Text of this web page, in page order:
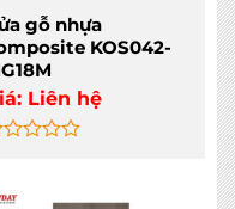
gỗ nhựa
KOS042-
Liên hệ